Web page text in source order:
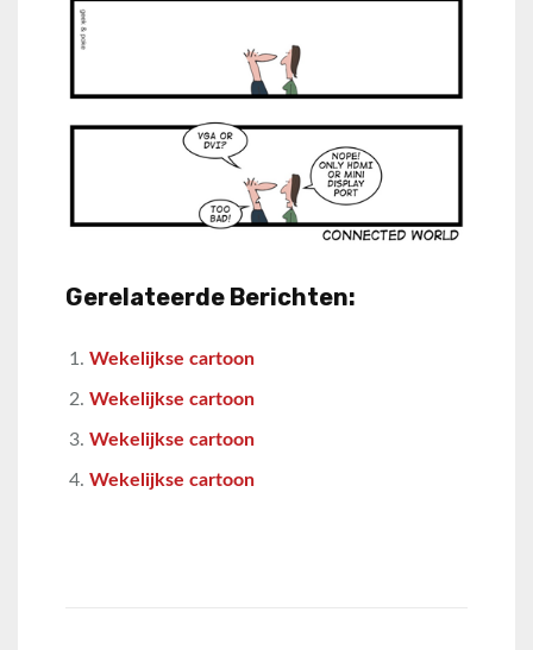
Gerelateerde Berichten:
Wekelijkse cartoon
Wekelijkse cartoon
Wekelijkse cartoon
Wekelijkse cartoon